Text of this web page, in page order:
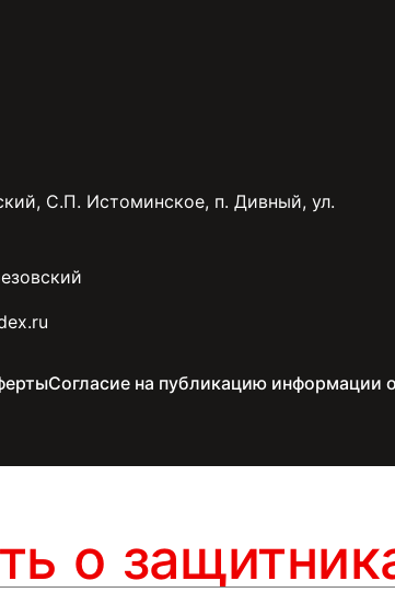
С.П. Истоминское, п. Дивный, ул.
Согласие на публикацию информации
о